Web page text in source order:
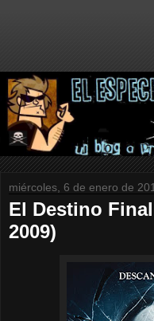
miércoles, 6 de enero de
El Destino
2009)